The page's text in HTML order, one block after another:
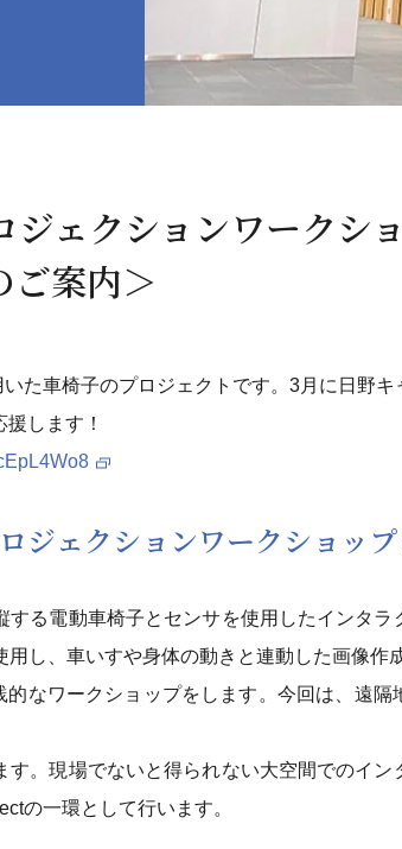
ェクションワークシ
ご案内＞
た車椅子のプロジェクトです。3月に日野キ
援します！
ジェクションワークショッ
る電動車椅子とセンサを使用したインタラ
し、車いすや身体の動きと連動した画像作
なワークショップをします。今回は、遠隔
。現場でないと得られない大空間でのイン
の一環として行います。